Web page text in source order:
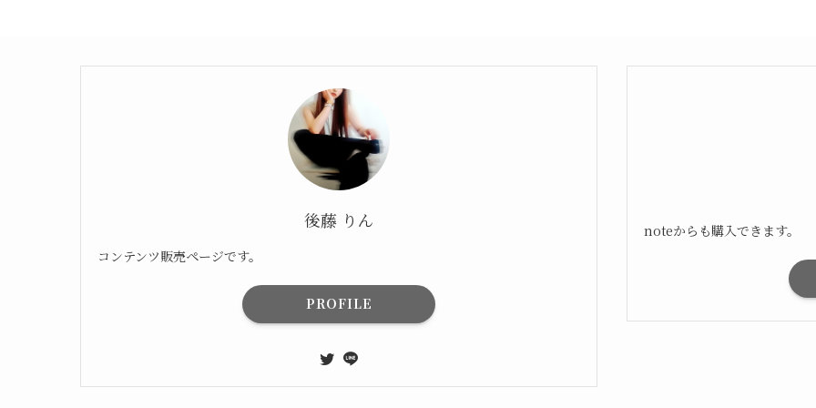
後藤 りん
コンテンツ販売ページです。
PROFILE
noteからも購入できます。